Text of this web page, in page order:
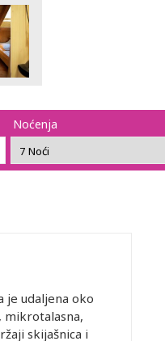
Noćenja
je udaljena oko
mikrotalasna,
skijašnica i